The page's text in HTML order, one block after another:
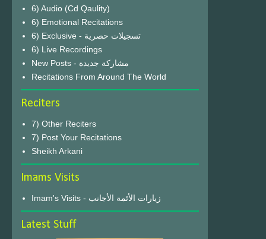
6) Audio (Cd Qaulity)
6) Emotional Recitations
6) Exclusive - تسجيلات حصرية
6) Live Recordings
New Posts - مشاركة جديدة
Recitations From Around The World
Reciters
7) Other Reciters
7) Post Your Recitations
Sheikh Arkani
Imams Visits
Imam's Visits - زيارات الأئمة الأجانب
Latest Stuff